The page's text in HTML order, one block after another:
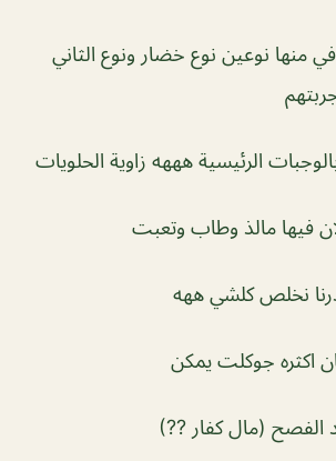
منها نوعين نوع خضار ونوع الثاني
الرئيسية هههه زاوية الحلويات
فيها مالذ وطاب وتعبت
نخلص كلشي ههه
اكثره جوكلت يمكن
الفصح (مال كفار ??)